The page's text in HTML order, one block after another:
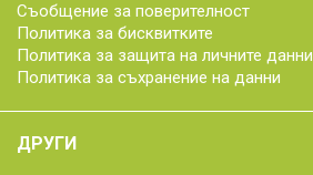
Съобщение за поверителност
Политика за бисквитките
Политика за защита на личните данни
Политика за съхранение на данни
ДРУГИ